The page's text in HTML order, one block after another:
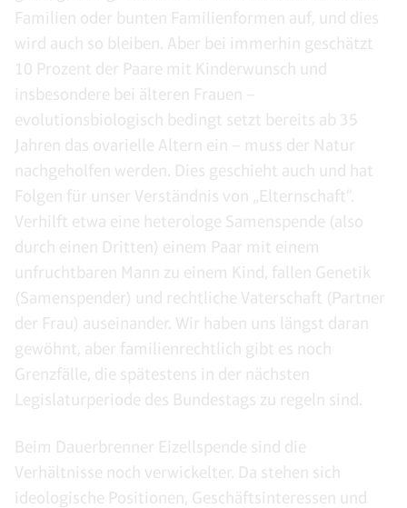
Familien oder bunten Familienformen auf, und dies
wird auch so bleiben. Aber bei immerhin geschätzt
10 Prozent der Paare mit Kinderwunsch und
insbesondere bei älteren Frauen –
evolutionsbiologisch bedingt setzt bereits ab 35
Jahren das ovarielle Altern ein – muss der Natur
nachgeholfen werden. Dies geschieht auch und hat
Folgen für unser Verständnis von „Elternschaft“.
Verhilft etwa eine heterologe Samenspende (also
durch einen Dritten) einem Paar mit einem
unfruchtbaren Mann zu einem Kind, fallen Genetik
(Samenspender) und rechtliche Vaterschaft (Partner
der Frau) auseinander. Wir haben uns längst daran
gewöhnt, aber familienrechtlich gibt es noch
Grenzfälle, die spätestens in der nächsten
Legislaturperiode des Bundestags zu regeln sind.
Beim Dauerbrenner Eizellspende sind die
Verhältnisse noch verwickelter. Da stehen sich
ideologische Positionen, Geschäftsinteressen und